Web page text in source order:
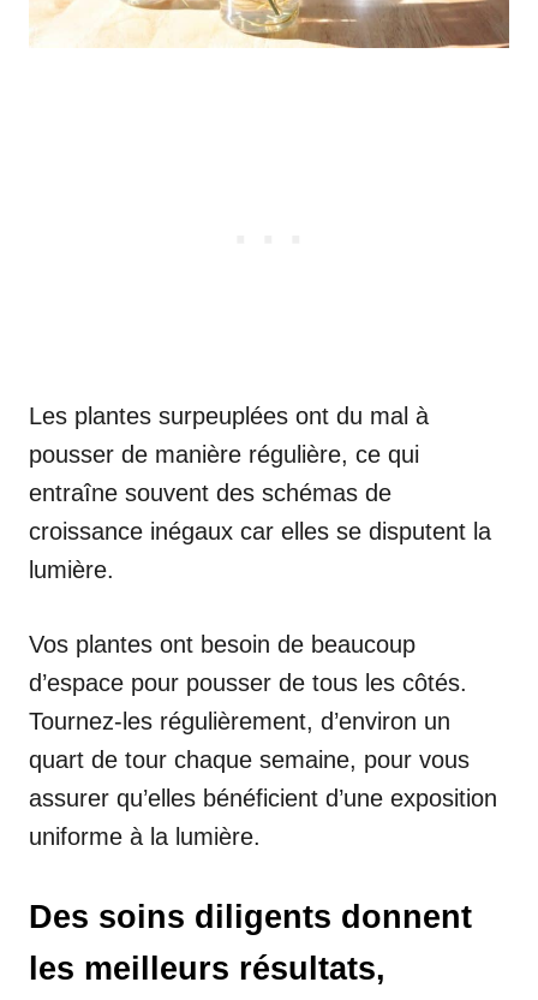
Les plantes surpeuplées ont du mal à
pousser de manière régulière, ce qui
entraîne souvent des schémas de
croissance inégaux car elles se disputent la
lumière.
Vos plantes ont besoin de beaucoup
d’espace pour pousser de tous les côtés.
Tournez-les régulièrement, d’environ un
quart de tour chaque semaine, pour vous
assurer qu’elles bénéficient d’une exposition
uniforme à la lumière.
Des soins diligents donnent
les meilleurs résultats,